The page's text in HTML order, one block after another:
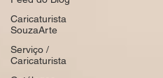
Caricaturista
SouzaArte
Serviço /
Caricaturista